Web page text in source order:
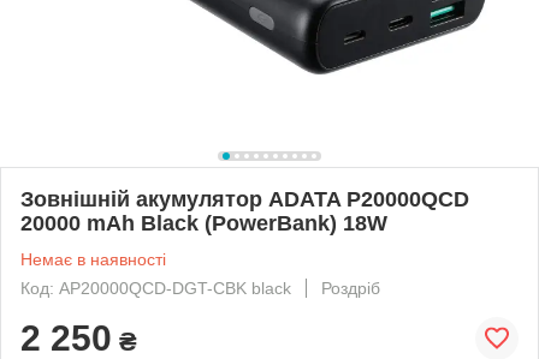
Зовнішній акумулятор ADATA P20000QCD
20000 mAh Black (PowerBank) 18W
Немає в наявності
Код: AP20000QCD-DGT-CBK black
Роздріб
2 250 ₴